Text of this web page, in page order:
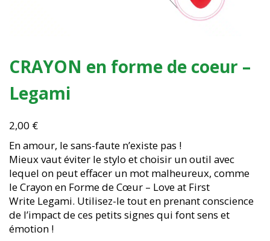
CRAYON en forme de coeur –
Legami
2,00 €
En amour, le sans-faute n’existe pas !
Mieux vaut éviter le stylo et choisir un outil avec
lequel on peut effacer un mot malheureux, comme
le Crayon en Forme de Cœur – Love at First
Write Legami. Utilisez-le tout en prenant conscience
de l’impact de ces petits signes qui font sens et
émotion !